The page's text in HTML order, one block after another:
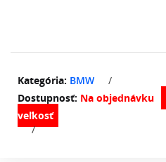
Kategória: BMW
/
Dostupnosť: Na objednávku
/